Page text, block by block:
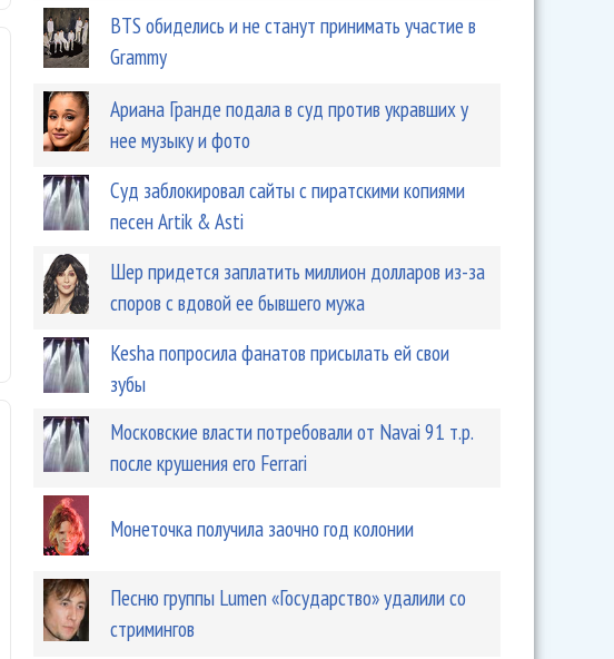
о Полина Гагарина подала второй судебный иск против санкций ЕС
BTS обиделись и не станут принимать участие в
Grammy
Ариана Гранде подала в суд против укравших у
нее музыку и фото
Суд заблокировал сайты с пиратскими копиями
песен Artik & Asti
Шер придется заплатить миллион долларов из-за
споров с вдовой ее бывшего мужа
Kesha попросила фанатов присылать ей свои
зубы
Московские власти потребовали от Navai 91 т.р.
после крушения его Ferrari
Монеточка получила заочно год колонии
Песню группы Lumen «Государство» удалили со
стримингов